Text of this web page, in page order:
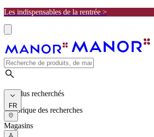
Les indispensables de la rentrée >
Les plus recherchés
Historique des recherches
FR
Magasins